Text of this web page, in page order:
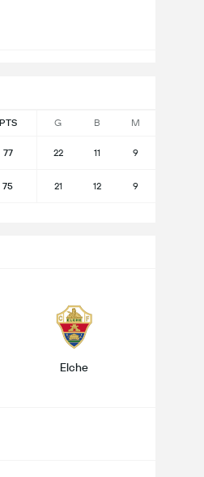
PTS G B M
77 22 11 9
75 21 12 9
Elche